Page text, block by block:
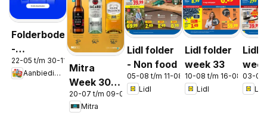
Folderbode
-
Aanbiedingen
in de app
22-05 t/m 30-11-2026
Aanbiedingen
Mitra
Week 30 &
31
20-07 t/m 09-08-2026
Mitra
Lidl folder
- Non food
05-08 t/m 11-08-2026
Lidl
Lidl folder
week 33
10-08 t/m 16-08-2026
Lidl
Lidl
03-08
Lidl